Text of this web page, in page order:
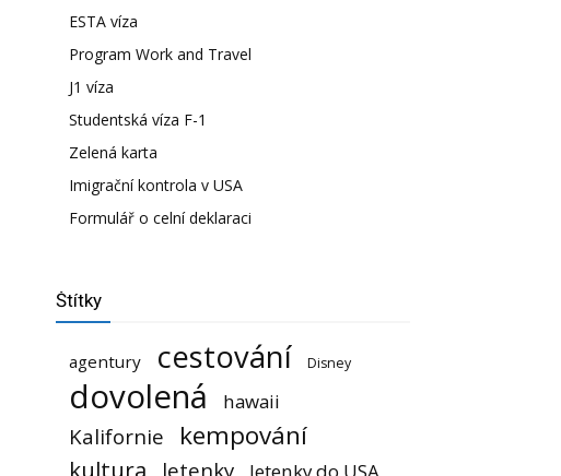
ESTA víza
Program Work and Travel
J1 víza
Studentská víza F-1
Zelená karta
Imigrační kontrola v USA
Formulář o celní deklaraci
Štítky
agentury cestování Disney
dovolená hawaii
Kalifornie kempování
kultura letenky